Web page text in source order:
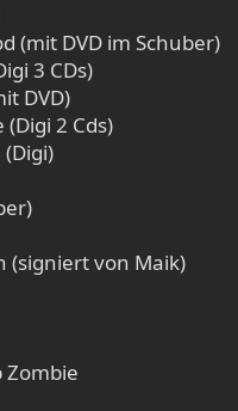
(mit DVD im Schuber)
3 CDs)
DVD)
2 Cds)
(signiert von Maik)
Zombie